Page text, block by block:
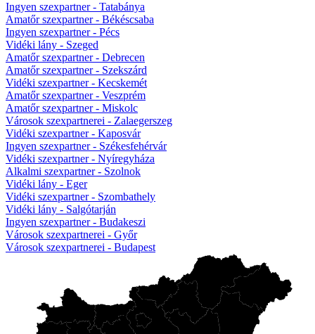
Ingyen szexpartner - Tatabánya
Amatőr szexpartner - Békéscsaba
Ingyen szexpartner - Pécs
Vidéki lány - Szeged
Amatőr szexpartner - Debrecen
Amatőr szexpartner - Szekszárd
Vidéki szexpartner - Kecskemét
Amatőr szexpartner - Veszprém
Amatőr szexpartner - Miskolc
Városok szexpartnerei - Zalaegerszeg
Vidéki szexpartner - Kaposvár
Ingyen szexpartner - Székesfehérvár
Vidéki szexpartner - Nyíregyháza
Alkalmi szexpartner - Szolnok
Vidéki lány - Eger
Vidéki szexpartner - Szombathely
Vidéki lány - Salgótarján
Ingyen szexpartner - Budakeszi
Városok szexpartnerei - Győr
Városok szexpartnerei - Budapest